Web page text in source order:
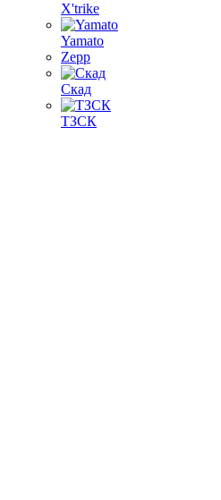
X'trike
Yamato
Zepp
Скад
ТЗСК